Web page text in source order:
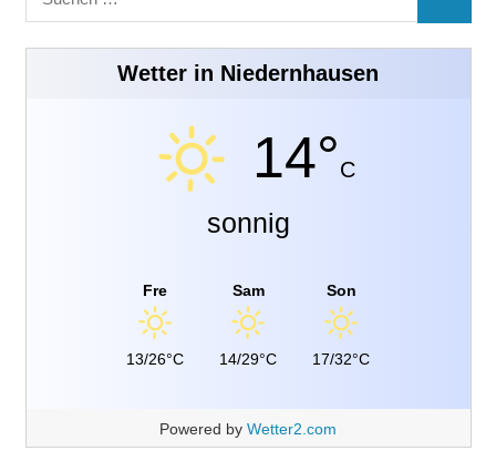
nach:
Wetter in Niedernhausen
14°C
sonnig
Fre
13/26°C
Sam
14/29°C
Son
17/32°C
Powered by Wetter2.com